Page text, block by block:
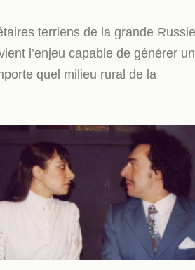
terriens de la grande Russie
l’enjeu capable de générer
quel milieu rural de la